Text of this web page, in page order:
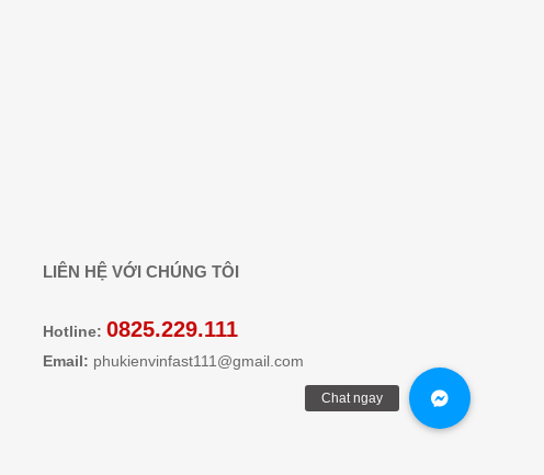
LIÊN HỆ VỚI CHÚNG TÔI
Hotline: 0825.229.111
Email: phukienvinfast111@gmail.com